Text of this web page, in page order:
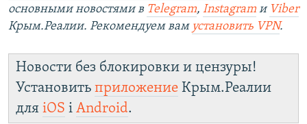
основными новостями в Telegram, Instagram и Viber
Крым.Реалии. Рекомендуем вам установить VPN.
Новости без блокировки и цензуры!
Установить приложение Крым.Реалии
для iOS і Android.